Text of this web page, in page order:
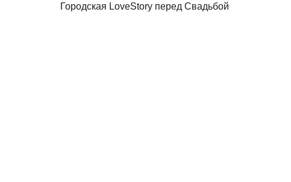
Городская LoveStory перед Свадьбой